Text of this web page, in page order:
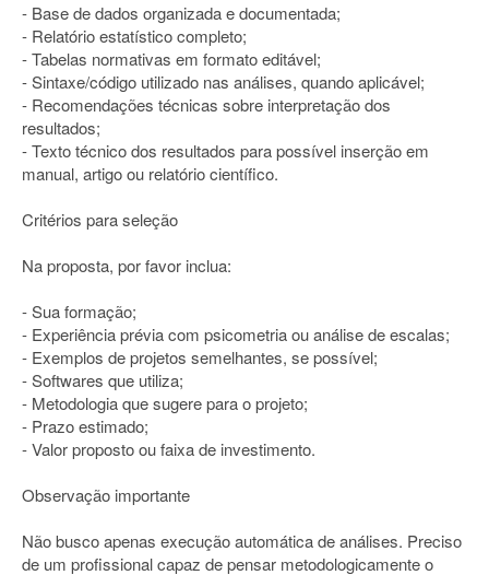
- Base de dados organizada e documentada;
- Relatório estatístico completo;
- Tabelas normativas em formato editável;
- Sintaxe/código utilizado nas análises, quando aplicável;
- Recomendações técnicas sobre interpretação dos
resultados;
- Texto técnico dos resultados para possível inserção em
manual, artigo ou relatório científico.
Critérios para seleção
Na proposta, por favor inclua:
- Sua formação;
- Experiência prévia com psicometria ou análise de escalas;
- Exemplos de projetos semelhantes, se possível;
- Softwares que utiliza;
- Metodologia que sugere para o projeto;
- Prazo estimado;
- Valor proposto ou faixa de investimento.
Observação importante
Não busco apenas execução automática de análises. Preciso
de um profissional capaz de pensar metodologicamente o